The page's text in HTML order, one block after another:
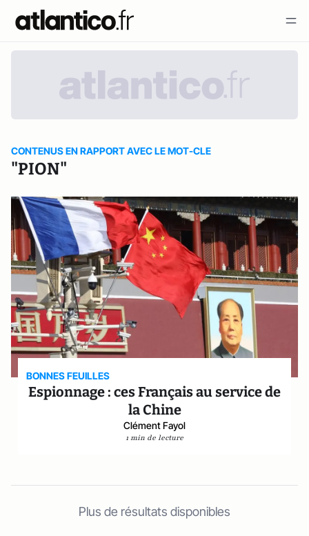
CONTENUS EN RAPPORT AVEC LE MOT-CLE
"PION"
BONNES FEUILLES
Espionnage : ces Français au service de
la Chine
Clément Fayol
1 min de lecture
Plus de résultats disponibles